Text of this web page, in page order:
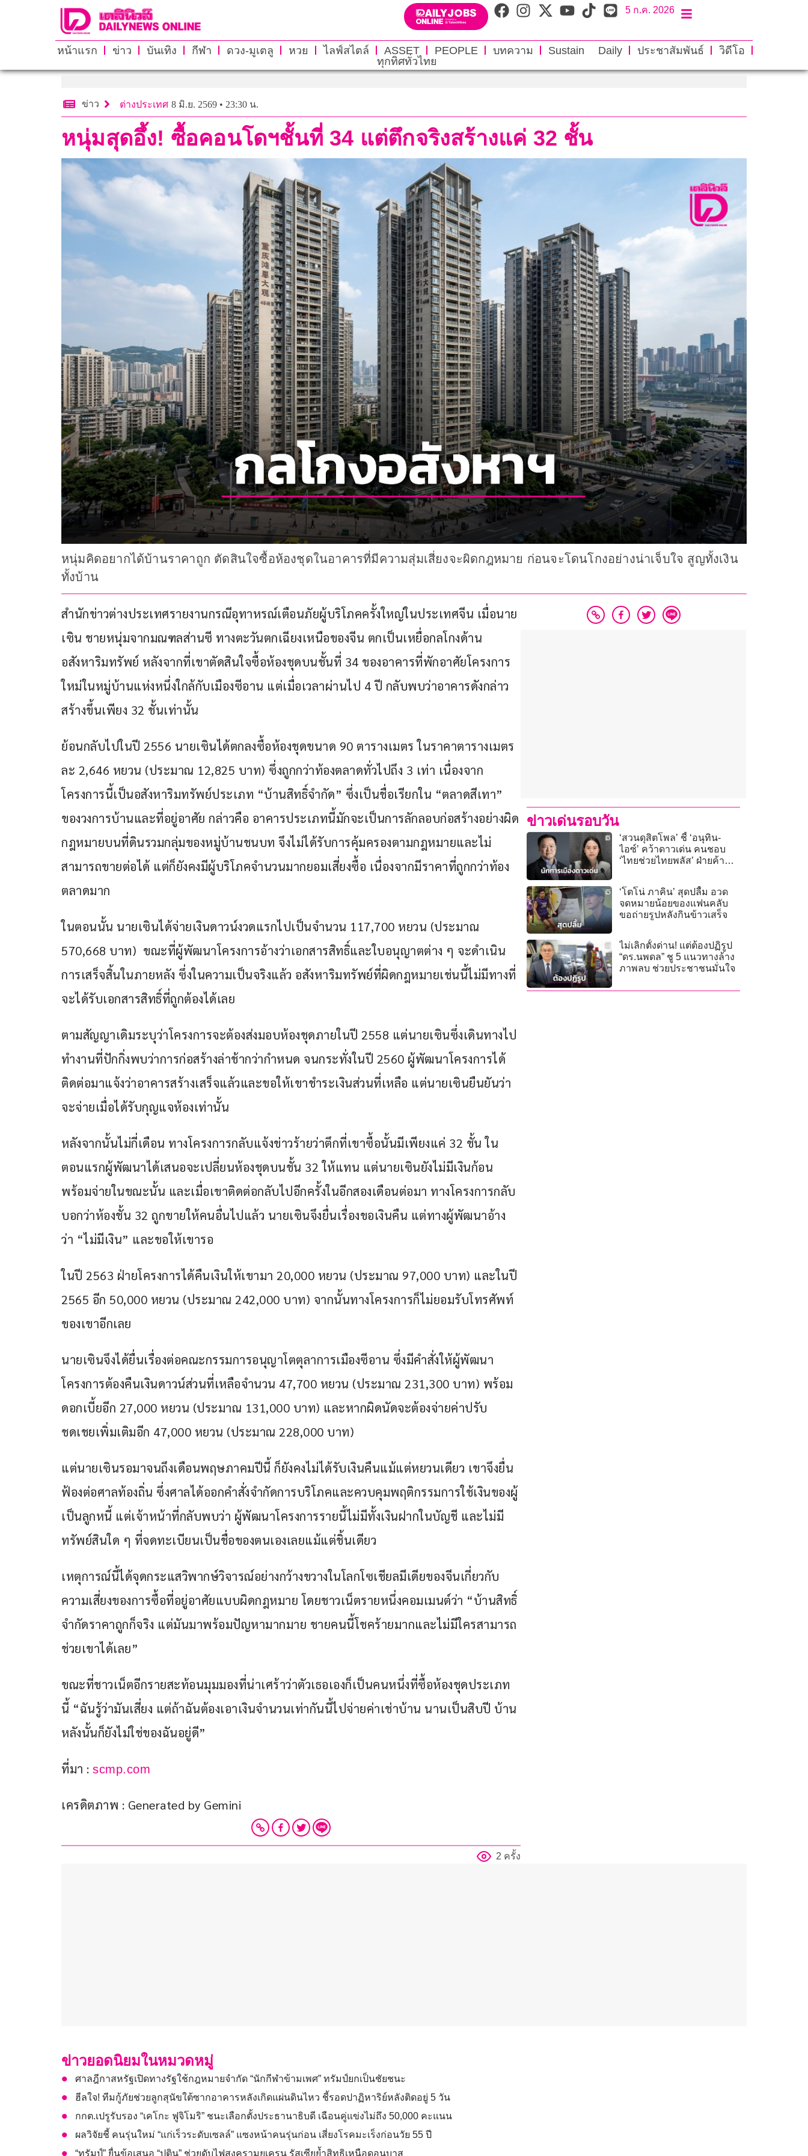
5 ก.ค. 2026
หน้าแรก ข่าว บันเทิง กีฬา ดวง-มูเตลู หวย ไลฟ์สไตล์ ASSET PEOPLE บทความ Sustain Daily ประชาสัมพันธ์
วิดีโอ
ทุกทิศทั่วไทย
ข่าว ต่างประเทศ 8 มิ.ย. 2569 • 23:30 น.
หนุ่มสุดอึ้ง! ซื้อคอนโดฯชั้นที่ 34 แต่ตึกจริงสร้างแค่ 32 ชั้น
หนุ่มคิดอยากได้บ้านราคาถูก ตัดสินใจซื้อห้องชุดในอาคารที่มีความสุ่มเสี่ยงจะผิดกฎหมาย ก่อนจะโดนโกงอย่างน่าเจ็บใจ สูญทั้งเงิน
ทั้งบ้าน
สำนักข่าวต่างประเทศรายงานกรณีอุทาหรณ์เตือนภัยผู้บริโภคครั้งใหญ่ในประเทศจีน เมื่อนาย
เซิน ชายหนุ่มจากมณฑลส่านซี ทางตะวันตกเฉียงเหนือของจีน ตกเป็นเหยื่อกลโกงด้าน
อสังหาริมทรัพย์ หลังจากที่เขาตัดสินใจซื้อห้องชุดบนชั้นที่ 34 ของอาคารที่พักอาศัยโครงการ
ใหม่ในหมู่บ้านแห่งหนึ่งใกล้กับเมืองซีอาน แต่เมื่อเวลาผ่านไป 4 ปี กลับพบว่าอาคารดังกล่าว
สร้างขึ้นเพียง 32 ชั้นเท่านั้น
ย้อนกลับไปในปี 2556 นายเซินได้ตกลงซื้อห้องชุดขนาด 90 ตารางเมตร ในราคาตารางเมตร
ละ 2,646 หยวน (ประมาณ 12,825 บาท) ซึ่งถูกกว่าท้องตลาดทั่วไปถึง 3 เท่า เนื่องจาก
โครงการนี้เป็นอสังหาริมทรัพย์ประเภท “บ้านสิทธิ์จำกัด” ซึ่งเป็นชื่อเรียกใน “ตลาดสีเทา”
ของวงการบ้านและที่อยู่อาศัย กล่าวคือ อาคารประเภทนี้มักจะเป็นการลักลอบก่อสร้างอย่างผิด
กฎหมายบนที่ดินรวมกลุ่มของหมู่บ้านชนบท จึงไม่ได้รับการคุ้มครองตามกฎหมายและไม่
สามารถขายต่อได้ แต่ก็ยังคงมีผู้บริโภคจำนวนมากยอมเสี่ยงซื้อ เนื่องจากมีราคาที่ถูกกว่าท้อง
ตลาดมาก
ในตอนนั้น นายเซินได้จ่ายเงินดาวน์งวดแรกไปเป็นจำนวน 117,700 หยวน (ประมาณ
570,668 บาท)  ขณะที่ผู้พัฒนาโครงการอ้างว่าเอกสารสิทธิ์และใบอนุญาตต่าง ๆ จะดำเนิน
การเสร็จสิ้นในภายหลัง ซึ่งในความเป็นจริงแล้ว อสังหาริมทรัพย์ที่ผิดกฎหมายเช่นนี้ไม่มีทางที่
จะได้รับเอกสารสิทธิ์ที่ถูกต้องได้เลย
ตามสัญญาเดิมระบุว่าโครงการจะต้องส่งมอบห้องชุดภายในปี 2558 แต่นายเซินซึ่งเดินทางไป
ทำงานที่ปักกิ่งพบว่าการก่อสร้างล่าช้ากว่ากำหนด จนกระทั่งในปี 2560 ผู้พัฒนาโครงการได้
ติดต่อมาแจ้งว่าอาคารสร้างเสร็จแล้วและขอให้เขาชำระเงินส่วนที่เหลือ แต่นายเซินยืนยันว่า
จะจ่ายเมื่อได้รับกุญแจห้องเท่านั้น
หลังจากนั้นไม่กี่เดือน ทางโครงการกลับแจ้งข่าวร้ายว่าตึกที่เขาซื้อนั้นมีเพียงแค่ 32 ชั้น ใน
ตอนแรกผู้พัฒนาได้เสนอจะเปลี่ยนห้องชุดบนชั้น 32 ให้แทน แต่นายเซินยังไม่มีเงินก้อน
พร้อมจ่ายในขณะนั้น และเมื่อเขาติดต่อกลับไปอีกครั้งในอีกสองเดือนต่อมา ทางโครงการกลับ
บอกว่าห้องชั้น 32 ถูกขายให้คนอื่นไปแล้ว นายเซินจึงยื่นเรื่องขอเงินคืน แต่ทางผู้พัฒนาอ้าง
ว่า “ไม่มีเงิน” และขอให้เขารอ
ในปี 2563 ฝ่ายโครงการได้คืนเงินให้เขามา 20,000 หยวน (ประมาณ 97,000 บาท) และในปี
2565 อีก 50,000 หยวน (ประมาณ 242,000 บาท) จากนั้นทางโครงการก็ไม่ยอมรับโทรศัพท์
ของเขาอีกเลย
นายเซินจึงได้ยื่นเรื่องต่อคณะกรรมการอนุญาโตตุลาการเมืองซีอาน ซึ่งมีคำสั่งให้ผู้พัฒนา
โครงการต้องคืนเงินดาวน์ส่วนที่เหลือจำนวน 47,700 หยวน (ประมาณ 231,300 บาท) พร้อม
ดอกเบี้ยอีก 27,000 หยวน (ประมาณ 131,000 บาท) และหากผิดนัดจะต้องจ่ายค่าปรับ
ชดเชยเพิ่มเติมอีก 47,000 หยวน (ประมาณ 228,000 บาท)
แต่นายเซินรอมาจนถึงเดือนพฤษภาคมปีนี้ ก็ยังคงไม่ได้รับเงินคืนแม้แต่หยวนเดียว เขาจึงยื่น
ฟ้องต่อศาลท้องถิ่น ซึ่งศาลได้ออกคำสั่งจำกัดการบริโภคและควบคุมพฤติกรรมการใช้เงินของผู้
เป็นลูกหนี้ แต่เจ้าหน้าที่กลับพบว่า ผู้พัฒนาโครงการรายนี้ไม่มีทั้งเงินฝากในบัญชี และไม่มี
ทรัพย์สินใด ๆ ที่จดทะเบียนเป็นชื่อของตนเองเลยแม้แต่ชิ้นเดียว
เหตุการณ์นี้ได้จุดกระแสวิพากษ์วิจารณ์อย่างกว้างขวางในโลกโซเชียลมีเดียของจีนเกี่ยวกับ
ความเสี่ยงของการซื้อที่อยู่อาศัยแบบผิดกฎหมาย โดยชาวเน็ตรายหนึ่งคอมเมนต์ว่า “บ้านสิทธิ์
จำกัดราคาถูกก็จริง แต่มันมาพร้อมปัญหามากมาย ชายคนนี้โชคร้ายมากและไม่มีใครสามารถ
ช่วยเขาได้เลย”
ขณะที่ชาวเน็ตอีกรายสะท้อนมุมมองที่น่าเศร้าว่าตัวเธอเองก็เป็นคนหนึ่งที่ซื้อห้องชุดประเภท
นี้ “ฉันรู้ว่ามันเสี่ยง แต่ถ้าฉันต้องเอาเงินจำนวนเท่ากันนี้ไปจ่ายค่าเช่าบ้าน นานเป็นสิบปี บ้าน
หลังนั้นก็ยังไม่ใช่ของฉันอยู่ดี”
ที่มา : scmp.com
เครดิตภาพ : Generated by Gemini
2 ครั้ง
ข่าวเด่นรอบวัน
‘สวนดุสิตโพล’ ชี้ ‘อนุทิน-
ไอซ์’ คว้าดาวเด่น คนชอบ
‘ไทยช่วยไทยพลัส’ ฝ่ายค้าน
‘โตโน่ ภาคิน’ สุดปลื้ม อวด
จดหมายน้อยของแฟนคลับ
ขอถ่ายรูปหลังกินข้าวเสร็จ
ไม่เลิกตั้งด่าน! แต่ต้องปฏิรูป
“ดร.นพดล” ชู 5 แนวทางล้าง
ภาพลบ ช่วยประชาชนมั่นใจ
ข่าวยอดนิยมในหมวดหมู่
ศาลฎีกาสหรัฐเปิดทางรัฐใช้กฎหมายจำกัด “นักกีฬาข้ามเพศ” ทรัมป์ยกเป็นชัยชนะ
ฮีลใจ! ทีมกู้ภัยช่วยลูกสุนัขใต้ซากอาคารหลังเกิดแผ่นดินไหว ชี้รอดปาฏิหาริย์หลังติดอยู่ 5 วัน
กกต.เปรูรับรอง “เคโกะ ฟูจิโมริ” ชนะเลือกตั้งประธานาธิบดี เฉือนคู่แข่งไม่ถึง 50,000 คะแนน
ผลวิจัยชี้ คนรุ่นใหม่ “แก่เร็วระดับเซลล์” แซงหน้าคนรุ่นก่อน เสี่ยงโรคมะเร็งก่อนวัย 55 ปี
“ทรัมป์” ยื่นข้อเสนอ “ปูติน” ช่วยดับไฟสงครามยูเครน รัสเซียย้ำสิทธิเหนือดอนบาส